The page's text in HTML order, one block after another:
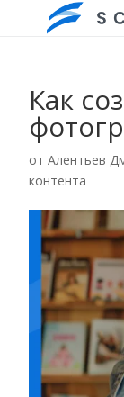
Как
от Алентьев
контента